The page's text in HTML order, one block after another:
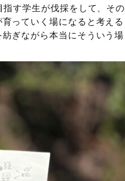
す学生が伐採をして、その
っていく場になると考える
ぎながら本当にそういう場